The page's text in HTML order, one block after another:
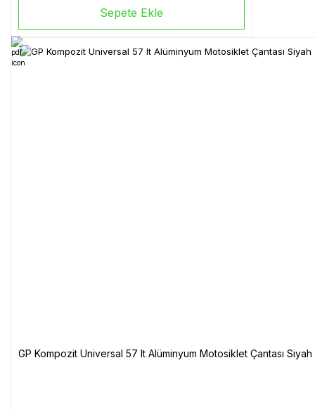
Sepete Ekle
GP Kompozit Universal 57 lt Alüminyum Motosiklet Çantası Siyah